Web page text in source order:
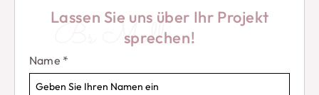
Lassen Sie uns über Ihr Projekt
sprechen!
Bs Mall
Name *
größen an, So können Sie Ihre Make-up-
Anwendung individuell an Ihre Bedürfnisse
Egal, ob Sie ein Make-up-Neuling oder ein
erfahrener Profi sind, Mit diesem Pinselset sind Sie